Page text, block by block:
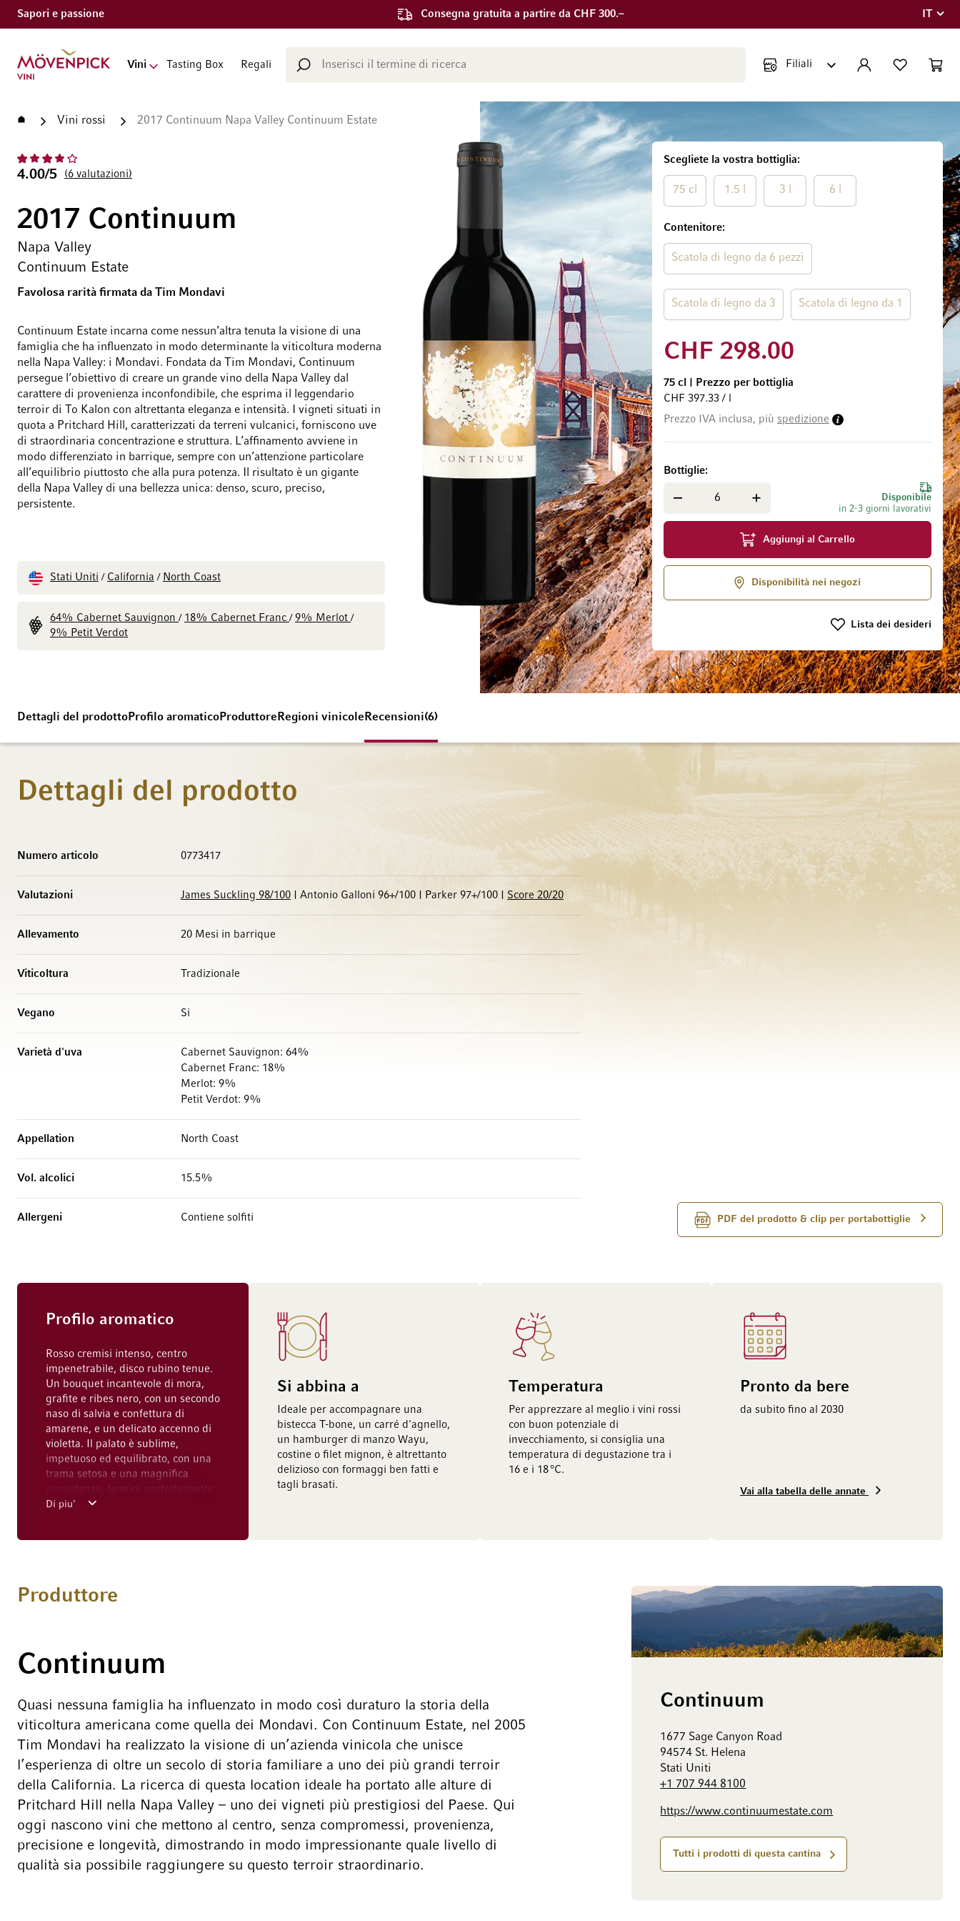
Sapori e passione Consegna gratuita a partire da CHF 300.–
Lingua
IT
Vai alla Home Page
Vini Tasting Box Regali
Cerca ACCOUNT LISTA DEI CART
Home Vini rossi 2017 Continuum Napa Valley Continuum Estate
4.00/5 6 valutazioni
2017 Continuum
Napa Valley
Continuum Estate
Favolosa rarità firmata da Tim Mondavi
Continuum Estate incarna come nessun’altra tenuta la visione di una
famiglia che ha influenzato in modo determinante la viticoltura moderna
nella Napa Valley: i Mondavi. Fondata da Tim Mondavi, Continuum
persegue l’obiettivo di creare un grande vino della Napa Valley dal
carattere di provenienza inconfondibile, che esprima il leggendario
terroir di To Kalon con altrettanta eleganza e intensità. I vigneti situati in
quota a Pritchard Hill, caratterizzati da terreni vulcanici, forniscono uve
di straordinaria concentrazione e struttura. L’affinamento avviene in
modo differenziato in barrique, sempre con un’attenzione particolare
all’equilibrio piuttosto che alla pura potenza. Il risultato è un gigante
della Napa Valley di una bellezza unica: denso, scuro, preciso,
persistente.
Stati Uniti / California / North Coast
64% Cabernet Sauvignon/ 18% Cabernet Franc/ 9% Merlot/
9% Petit Verdot
Scegliete la vostra bottiglia
75 cl 1.5 l 3 l 6 l
Contenitore
Scatola di legno da 6 pezzi
Scatola di legno da 3 Scatola di legno da 1
CHF 298.00
75 cl
Prezzo per bottiglia
CHF 397.33 / l
Prezzo IVA inclusa, più spedizione
Disponibile
in 2-3 giorni lavorativi
Bottiglie
Aggiungi al Carrello
Disponibilità nei negozi
Lista dei desideri
Vai alla fine della galleria di immaginiVai all'inizio della galleria di immagini
Dettagli del prodottoProfilo aromaticoProduttore Regioni vinicole Recensioni 6
Dettagli del prodotto
PDF del prodotto & clip per portabottiglie
Numero articolo 0773417
Valutazioni James Suckling 98/100 | Antonio Galloni 96+/100 | Parker 97+/100 | Score 20/20
Allevamento 20 Mesi in barrique
Viticoltura Tradizionale
Vegano Si
Varietà d'uva
Cabernet Sauvignon: 64%
Cabernet Franc: 18%
Merlot: 9%
Petit Verdot: 9%
Appellation North Coast
Vol. alcolici 15.5%
Allergeni Contiene solfiti
Profilo aromatico
Rosso cremisi intenso, centro
impenetrabile, disco rubino tenue.
Un bouquet incantevole di mora,
grafite e ribes nero, con un secondo
naso di salvia e confettura di
amarene, e un delicato accenno di
violetta. Il palato è sublime,
impetuoso ed equilibrato, con una
trama setosa e una magnifica
persistenza, tannini perfettamente
maturi e un corpo muscoloso.
Di piu'
Si abbina a
Ideale per accompagnare una
bistecca T-bone, un carré d'agnello,
un hamburger di manzo Wayu,
costine o filet mignon, è altrettanto
delizioso con formaggi ben fatti e
tagli brasati.
Temperatura
Per apprezzare al meglio i vini rossi
con buon potenziale di
invecchiamento, si consiglia una
temperatura di degustazione tra i
16 e i 18 °C.
Pronto da bere
da subito fino al 2030
Vai alla tabella delle annate
Continuum
1677 Sage Canyon Road
94574 St. Helena
Stati Uniti
+1 707 944 8100
https://www.continuumestate.com
Tutti i prodotti di questa cantina
Produttore
Continuum
Quasi nessuna famiglia ha influenzato in modo così duraturo la storia della
viticoltura americana come quella dei Mondavi. Con Continuum Estate, nel 2005
Tim Mondavi ha realizzato la visione di un’azienda vinicola che unisce
l’esperienza di oltre un secolo di storia familiare a uno dei più grandi terroir
della California. La ricerca di questa location ideale ha portato alle alture di
Pritchard Hill nella Napa Valley – uno dei vigneti più prestigiosi del Paese. Qui
oggi nascono vini che mettono al centro, senza compromessi, provenienza,
precisione e longevità, dimostrando in modo impressionante quale livello di
qualità sia possibile raggiungere su questo terroir straordinario.